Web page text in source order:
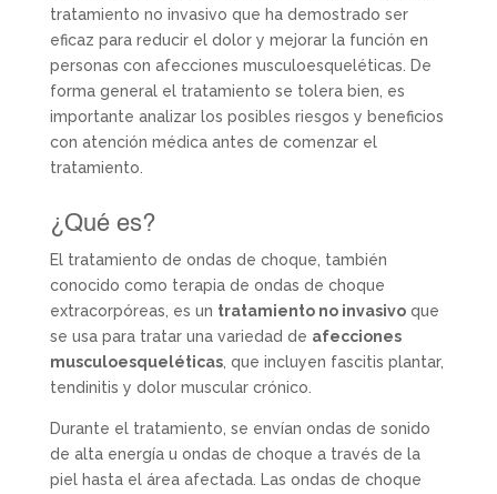
tratamiento no invasivo que ha demostrado ser
eficaz para reducir el dolor y mejorar la función en
personas con afecciones musculoesqueléticas. De
forma general el tratamiento se tolera bien, es
importante analizar los posibles riesgos y beneficios
con atención médica antes de comenzar el
tratamiento.
¿Qué es?
El tratamiento de ondas de choque, también
conocido como terapia de ondas de choque
extracorpóreas, es un tratamiento no invasivoque
se usa para tratar una variedad de afecciones
musculoesqueléticas, que incluyen fascitis plantar,
tendinitis y dolor muscular crónico.
Durante el tratamiento, se envían ondas de sonido
de alta energía u ondas de choque a través de la
piel hasta el área afectada. Las ondas de choque